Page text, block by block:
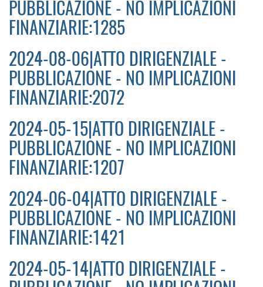
PUBBLICAZIONE - NO IMPLICAZIONI
FINANZIARIE:1285
2024-08-06|ATTO DIRIGENZIALE -
PUBBLICAZIONE - NO IMPLICAZIONI
FINANZIARIE:2072
2024-05-15|ATTO DIRIGENZIALE -
PUBBLICAZIONE - NO IMPLICAZIONI
FINANZIARIE:1207
2024-06-04|ATTO DIRIGENZIALE -
PUBBLICAZIONE - NO IMPLICAZIONI
FINANZIARIE:1421
2024-05-14|ATTO DIRIGENZIALE -